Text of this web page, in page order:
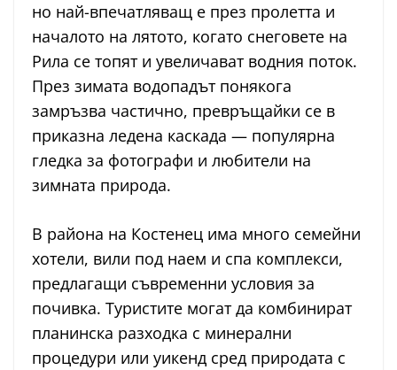
но най-впечатляващ е през пролетта и
началото на лятото, когато снеговете на
Рила се топят и увеличават водния поток.
През зимата водопадът понякога
замръзва частично, превръщайки се в
приказна ледена каскада — популярна
гледка за фотографи и любители на
зимната природа.
В района на Костенец има много семейни
хотели, вили под наем и спа комплекси,
предлагащи съвременни условия за
почивка. Туристите могат да комбинират
планинска разходка с минерални
процедури или уикенд сред природата с